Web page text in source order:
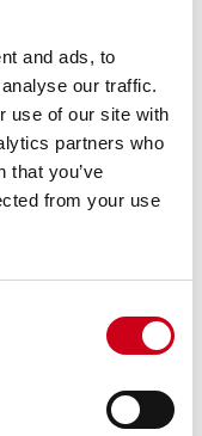
and ads, to
our traffic.
use of our site with
partners who
that you’ve
from your use